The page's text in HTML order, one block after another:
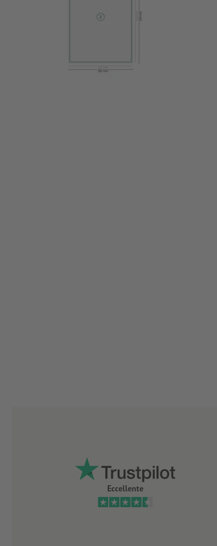
Eccellente